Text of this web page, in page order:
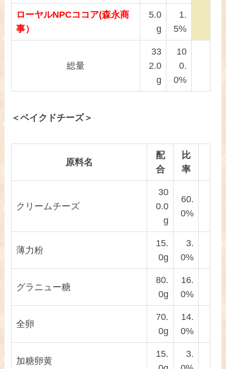
ローヤルNPCココア(森永商
事）
5.0
g
1.
5%
総量
33
2.0
g
10
0.
0%
＜ベイクドチーズ＞
原料名
配
合
比
率
クリームチーズ
30
0.0
g
60.
0%
薄力粉
15.
0g
3.
0%
グラニュー糖
80.
0g
16.
0%
全卵
70.
0g
14.
0%
加糖卵黄
15.
3.